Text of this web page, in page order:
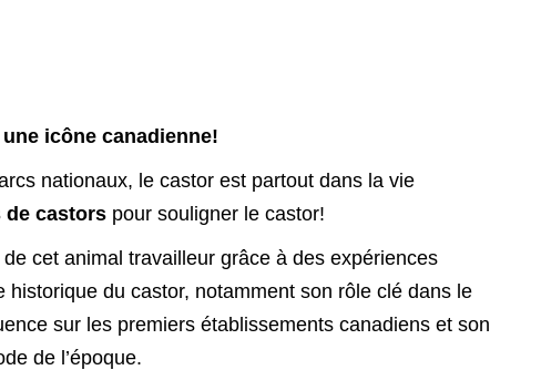
icône canadienne!
nationaux, le castor est partout dans la vie
de castors pour souligner le castor!
cet animal travailleur grâce à des expériences
historique du castor, notamment son rôle clé dans le
sur les premiers établissements canadiens et son
de l’époque.